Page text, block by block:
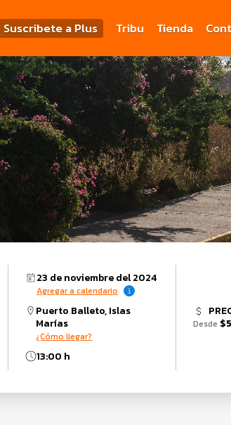
Suscribete a Plus Tribu Tienda
23 de noviembre del 2024
Agregar a calendario
Puerto Balleto, Islas
Marías
¿Cómo llegar?
13:00 h
Desde